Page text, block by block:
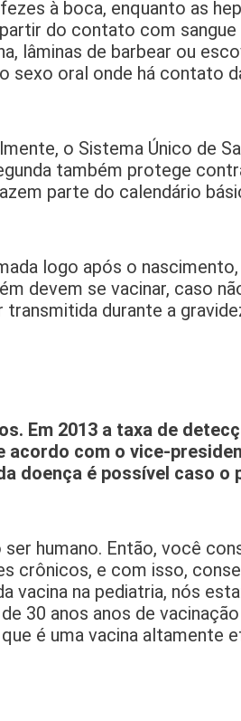
à boca, enquanto as
do contato com sangue
lâminas de barbear ou
oral onde há contato
o Sistema Único de
também protege
parte do calendário
logo após o
devem se vacinar, caso
durante a
Em 2013 a taxa de
acordo com o vice-
doença é possível caso o
humano. Então, você
crônicos, e com isso,
vacina na pediatria, nós
30 anos anos de
é uma vacina altamente